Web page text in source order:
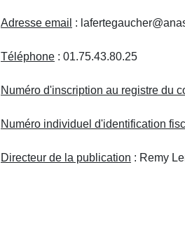
Adresse email :
Téléphone : 01.75.43.80.25
Numéro d'inscription au registre du
Numéro individuel d'identification
Directeur de la publication : Remy